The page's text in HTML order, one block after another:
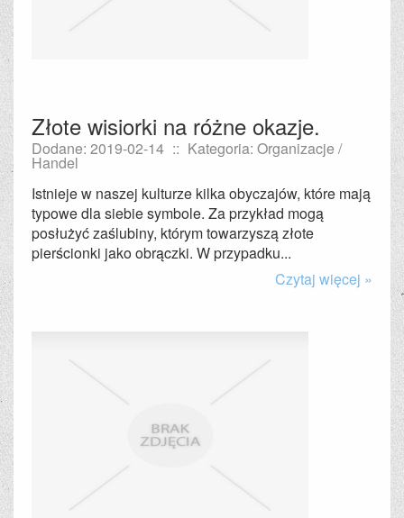
Złote wisiorki na różne okazje.
Dodane: 2019-02-14 :: Kategoria: Organizacje /
Handel
Istnieje w naszej kulturze kilka obyczajów, które mają
typowe dla siebie symbole. Za przykład mogą
posłużyć zaślubiny, którym towarzyszą złote
pierścionki jako obrączki. W przypadku...
Czytaj więcej »